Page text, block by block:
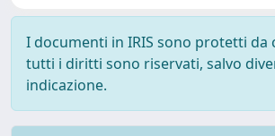
I documenti in IRIS sono protetti da
tutti i diritti sono riservati, salvo
indicazione.